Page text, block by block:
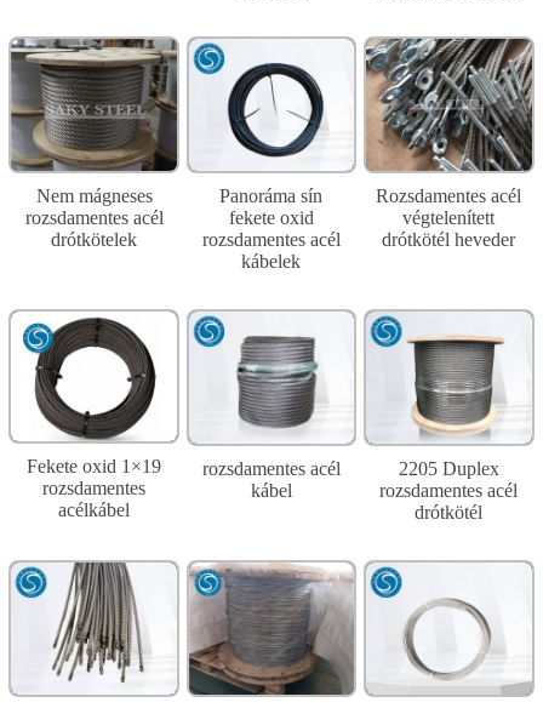
Nem mágneses
rozsdamentes acél
drótkötelek
Panoráma sín
fekete oxid
rozsdamentes acél
kábelek
Rozsdamentes acél
végtelenített
drótkötél heveder
Fekete oxid 1×19
rozsdamentes
acélkábel
rozsdamentes acél
kábel
2205 Duplex
rozsdamentes acél
drótkötél